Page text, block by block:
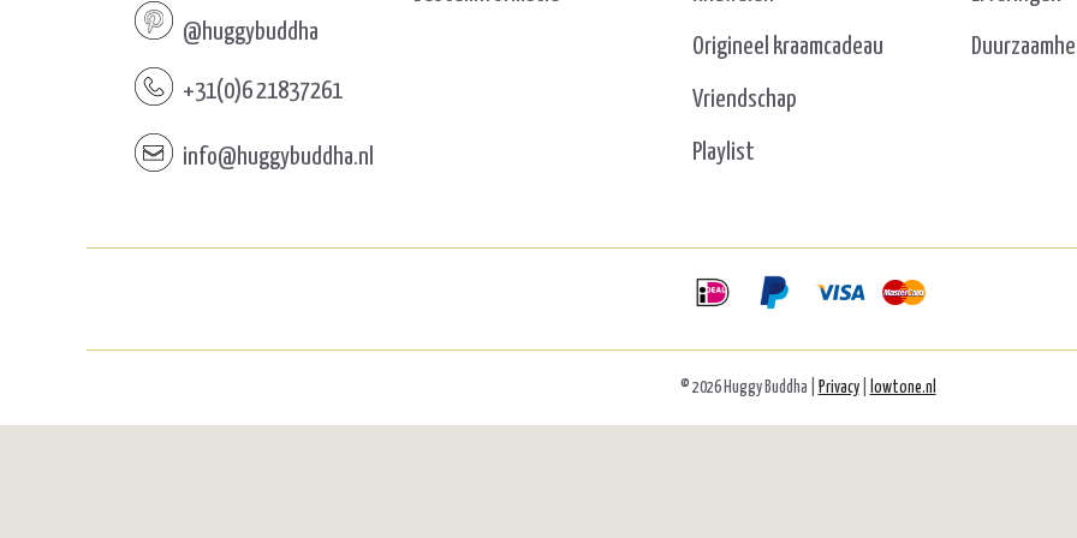
@huggybuddha
+31(0)6 21837261
info@huggybuddha.nl
Origineel kraamcadeau
Vriendschap
Playlist
© 2026 Huggy Buddha | Privacy| lowtone.nl